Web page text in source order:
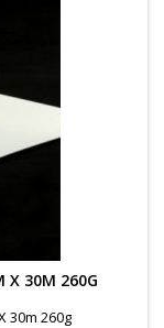
X 30M 260G
30m 260g